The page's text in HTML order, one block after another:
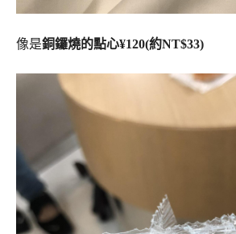
像是銅鑼燒的點心¥120(約NT$33)